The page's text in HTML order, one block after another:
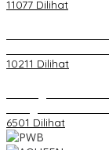
11077 Dilihat
10211 Dilihat
6501 Dilihat